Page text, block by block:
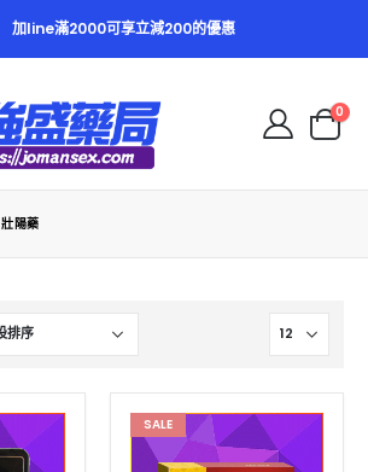
加line滿2000可享立減200的優惠
0
壯陽藥
SALE